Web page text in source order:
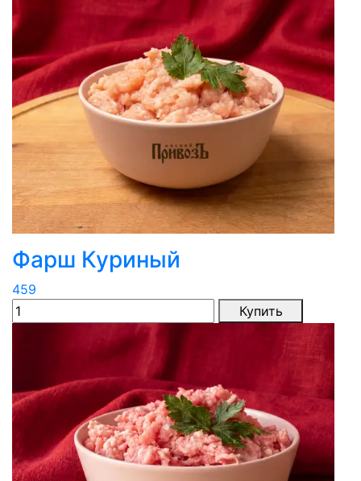
Фарш Куриный
459
Купить